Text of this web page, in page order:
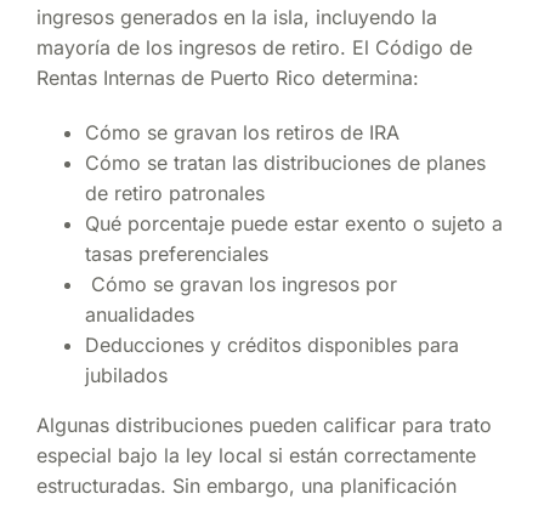
ingresos generados en la isla, incluyendo la
mayoría de los ingresos de retiro. El Código de
Rentas Internas de Puerto Rico determina:
Cómo se gravan los retiros de IRA
Cómo se tratan las distribuciones de planes
de retiro patronales
Qué porcentaje puede estar exento o sujeto a
tasas preferenciales
Cómo se gravan los ingresos por
anualidades
Deducciones y créditos disponibles para
jubilados
Algunas distribuciones pueden calificar para trato
especial bajo la ley local si están correctamente
estructuradas. Sin embargo, una planificación